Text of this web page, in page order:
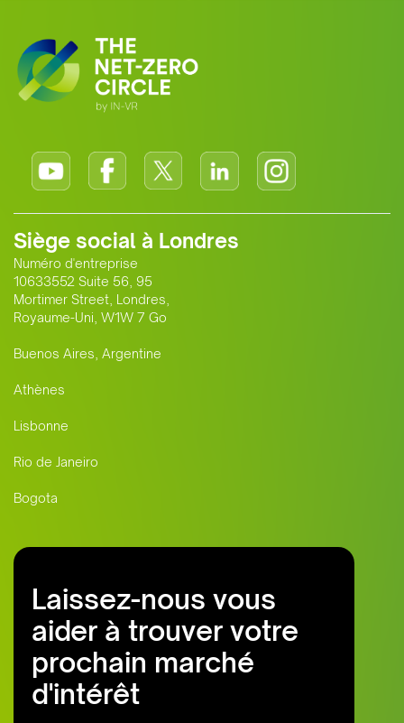
Lucchesi
CFO
Siège social à Londres
Numéro d'entreprise
10633552 Suite 56, 95
Mortimer Street, Londres,
Royaume-Uni, W1W 7 Go
Buenos Aires, Argentine
Athènes
Lisbonne
Rio de Janeiro
Bogota
Laissez-nous vous
aider à trouver votre
prochain marché
d'intérêt